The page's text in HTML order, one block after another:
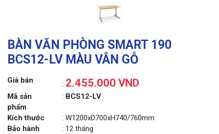
BÀN VĂN PHÒNG SMART 190
BCS12-LV MÀU VÂN GỖ
Giá bán : 2.455.000 VND
Mã sản
phẩm
: BCS12-LV
Kích thước
: W1200xD700xH740/760mm
Bảo hành
: 12 tháng